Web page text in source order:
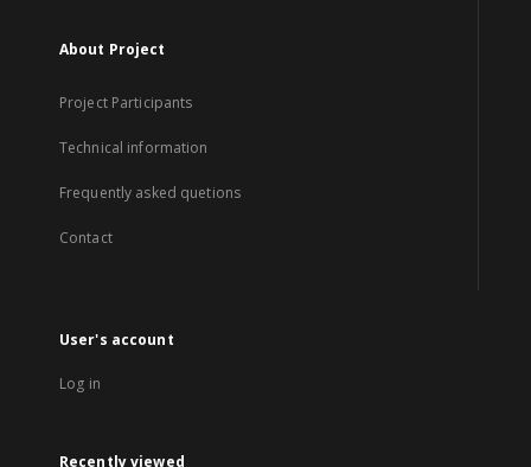
About Project
Project Participants
Technical information
Frequently asked quetions
Contact
User's account
Log in
Recently viewed